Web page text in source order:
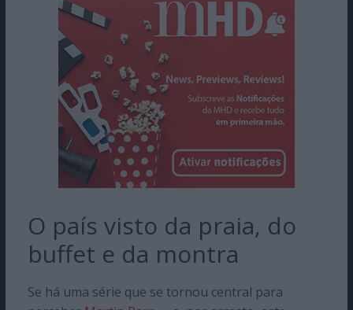
O país visto da praia, do
buffet e da montra
Se há uma série que se tornou central para